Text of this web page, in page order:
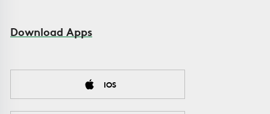
Download Apps
IOS